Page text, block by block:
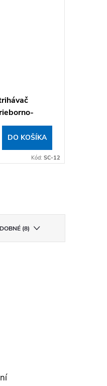
DO KOŠÍKA
Kód: SC-12
(8)